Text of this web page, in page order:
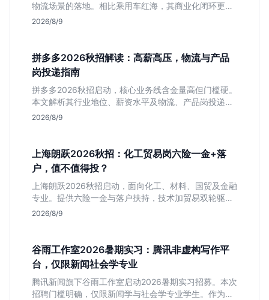
物流场景的落地。相比乘用车红海，其商业化闭环更清
晰，现金流相对健康。本文解读其业务模式、岗位稳定
2026/8/9
拼多多2026秋招解读：高薪高压，物流与产品
岗投递指南
拼多多2026秋招启动，核心业务线含金量高但门槛硬。
本文解析其行业地位、薪资水平及物流、产品岗投递策
略，助你判断是否适合这种高强度职业起步。
2026/8/9
上海朗跃2026秋招：化工贸易岗六险一金+落
户，值不值得投？
上海朗跃2026秋招启动，面向化工、材料、国贸及金融
专业。提供六险一金与落户扶持，技术加贸易双轮驱动
模式稳定性高。本文解读岗位需求与福利含金量，帮应
2026/8/9
谷雨工作室2026暑期实习：腾讯非虚构写作平
台，仅限新闻社会学专业
腾讯新闻旗下谷雨工作室启动2026暑期实习招募。本次
招聘门槛明确，仅限新闻学与社会学专业学生。作为深